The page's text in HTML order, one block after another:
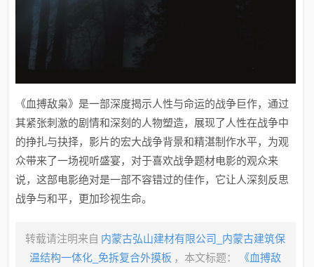
《血搏敌枭》是一部深度揭示人性与命运的战争巨作，通过
其紧张刺激的剧情和深刻的人物塑造，展现了人性在战争中
的挣扎与抉择，影片的宏大战争背景和精湛制作水平，为观
众带来了一场视听盛宴，对于喜欢战争题材电影的观众来
说，这部电影绝对是一部不容错过的佳作，它让人深刻反思
战争与和平，更加珍视生命。
转载请注明来自 内蒙古弘山建材有限公司_内蒙古建筑保
温结构一体化_免拆复合外摸板 ，本文标题：
《血搏敌